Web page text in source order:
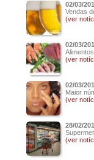
02/03/
Vendas
(ver
02/03/
(ver
02/03/
Maior
(ver
28/02/
(ver